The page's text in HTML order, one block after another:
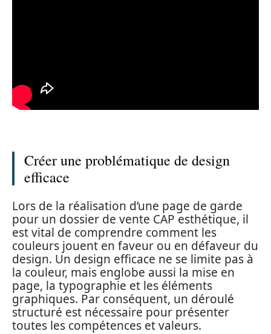
Créer une problématique de design
efficace
Lors de la réalisation d’une page de garde
pour un dossier de vente CAP esthétique, il
est vital de comprendre comment les
couleurs jouent en faveur ou en défaveur du
design. Un design efficace ne se limite pas à
la couleur, mais englobe aussi la mise en
page, la typographie et les éléments
graphiques. Par conséquent, un déroulé
structuré est nécessaire pour présenter
toutes les compétences et valeurs.